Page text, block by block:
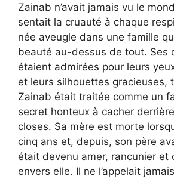
Zainab n’avait jamais vu le
sentait la cruauté à chaque
née aveugle dans une famille
beauté au-dessus de tout. Ses
étaient admirées pour leurs
et leurs silhouettes gracieuses,
Zainab était traitée comme un
secret honteux à cacher
closes. Sa mère est morte
cinq ans et, depuis, son père
était devenu amer, rancunier et
envers elle. Il ne l’appelait